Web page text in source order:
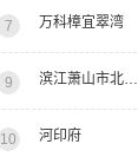
7 万科樟宜翠湾
9 滨江萧山市北西项目
10 河印府